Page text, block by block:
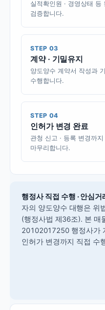
실적확인원 · 경영상태 등
검증합니다.
STEP 03
계약 · 기밀유지
양도양수 계약서 작성과
수행합니다.
STEP 04
인허가 변경 완료
관청 신고 · 등록 변경까
마무리합니다.
행정사 직접 수행 · 안심거
자의 양도양수 대행은 위
(행정사법 제36조). 본 매
20102017250 행정사가
인허가 변경까지 직접 수